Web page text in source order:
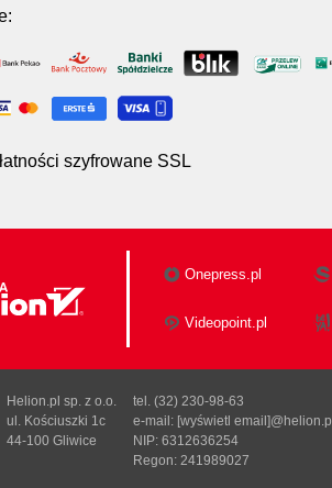
szyfrowane SSL
Onepress.pl
Videopoint.pl
Helion.pl sp. z o.o.
ul. Kościuszki 1c
44-100 Gliwice
tel. (32) 230-98-63
e-mail: [wyświetl email]@helion.pl
NIP: 6312636254
Regon: 241989027